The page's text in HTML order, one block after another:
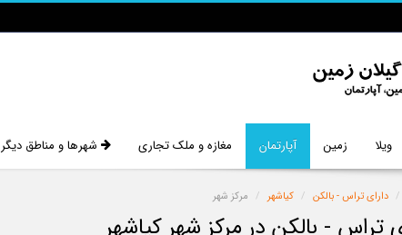
ویلا زمین آپارتمان مغازه و ملک تجاری شهرها و مناطق دیگر
دارای تراس - بالکن کیاشهر مرکز شهر
تراس - بالکن در مرکز شهر کیاشهر